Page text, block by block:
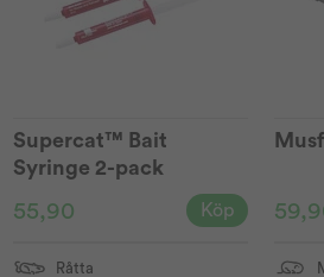
Supercat™ Bait
Syringe 2-pack
55,90 Köp
Råtta